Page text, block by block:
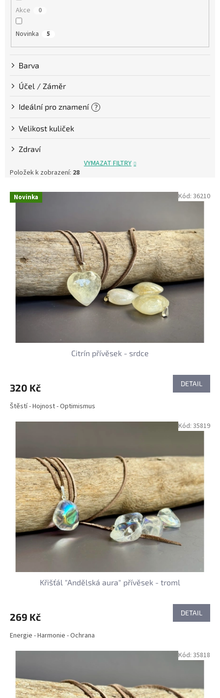
Akce 0
Novinka 5
Barva
Účel / Záměr
Ideální pro znamení ?
Velikost kuliček
Zdraví
VYMAZAT FILTRY
Položek k zobrazení: 28
V Novinka
Citrín přívěsek - srdce
320 Kč DETAIL
Štěstí - Hojnost - Optimismus
Kód: 36210
Křišťál "Andělská aura" přívěsek - troml
269 Kč DETAIL
Energie - Harmonie - Ochrana
Kód: 35819
Kód: 35818